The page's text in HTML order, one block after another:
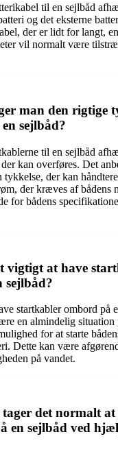
til en sejlbåd
og det eksterne
der er lidt for langt,
vil normalt være
man den rigtige
sejlbåd?
til en sejlbåd
kan overføres. Det
tykkelse, der kan
der kræves af bådens
for bådens
vigtigt at have
sejlbåd?
startkabler ombord på
en almindelig situation
for at starte
Dette kan være
på vandet.
det normalt at
en sejlbåd ved